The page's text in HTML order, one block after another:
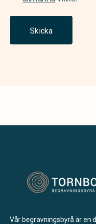
Skicka
Vår begravningsbyrå är en